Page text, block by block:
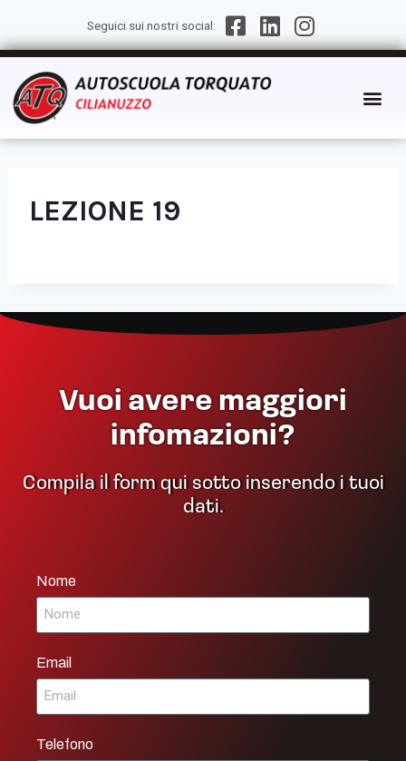
Seguici sui nostri social:
LEZIONE 19
Vuoi avere maggiori
infomazioni?
Compila il form qui sotto inserendo i tuoi
dati.
Nome
Email
Telefono